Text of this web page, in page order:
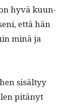
hyvä kuun­
että hän
minä ja
sisäl­tyy
pitänyt